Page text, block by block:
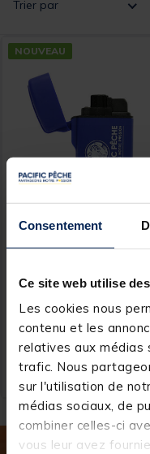
Consentement
Ce site web utilise
Les cookies nous
contenu et les
relatives aux médias
trafic. Nous
sur l'utilisation de
médias sociaux, de
combiner celles-ci
vous leur avez
Trier par
NOUVEAU
[object Object] out of 5
(2)
4,99 €
Expédition sous 24 h